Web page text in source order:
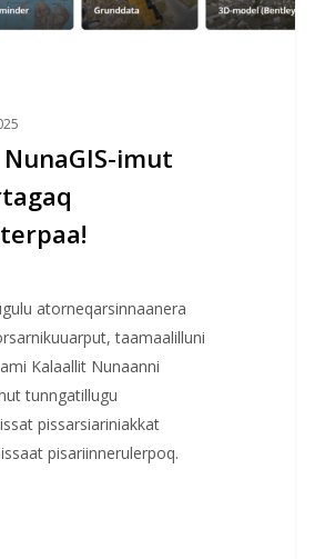
imut
atorneqarsinnaanera
taamaalilluni
Kalaallit Nunaanni
tunngatillugu
pissarsiariniakkat
pisariinnerulerpoq.